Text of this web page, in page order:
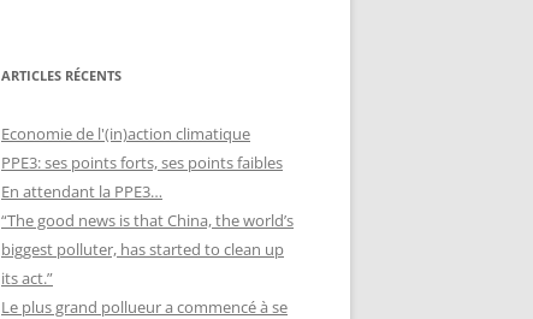
ARTICLES RÉCENTS
Economie de l'(in)action climatique
PPE3: ses points forts, ses points faibles
En attendant la PPE3…
“The good news is that China, the world’s
biggest polluter, has started to clean up
its act.”
Le plus grand pollueur a commencé à se